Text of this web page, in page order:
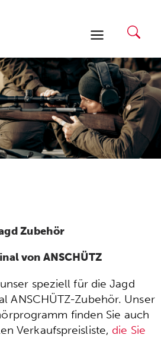
Zubehör
von ANSCHÜTZ
speziell für die Jagd
ANSCHÜTZ-Zubehör. Unser
finden Sie auch
Verkaufspreisliste, die Sie